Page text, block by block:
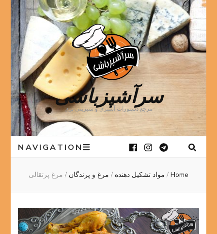
سرآشپزباشی
مرجع دستورات آشپزی و شیرینی پزی
NAVIGATION
Home
/ مواد تشکیل دهنده / مرغ و پرندگان / مرغ پرتقالی